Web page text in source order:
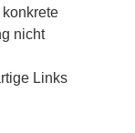
nicht
Links